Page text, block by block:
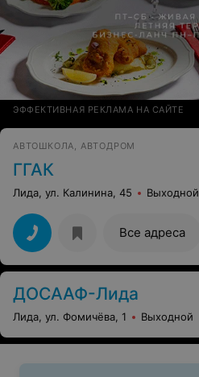
ЭФФЕКТИВНАЯ РЕКЛАМА НА САЙТЕ
АВТОШКОЛА, АВТОДРОМ
ГГАК
Лида, ул. Калинина, 45 Выходной
Все адреса
ДОСААФ-Лида
Лида, ул. Фомичёва, 1 Выходной